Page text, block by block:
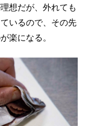
想だが、外れても
いるので、その先
楽になる。